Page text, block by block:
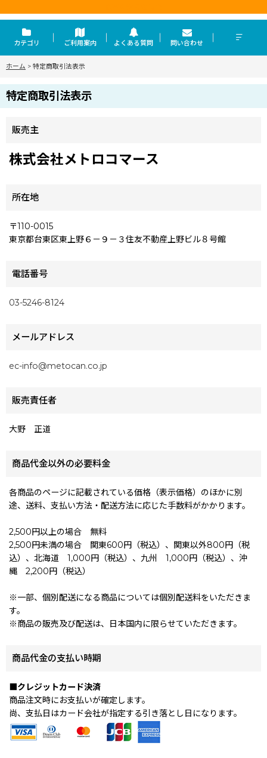
カテゴリ ご利用案内 よくある質問 問い合わせ
ホーム > 特定商取引法表示
特定商取引法表示
販売主
株式会社メトロコマース
所在地
〒110-0015
東京都台東区東上野６－９－３住友不動産上野ビル８号館
電話番号
03-5246-8124
メールアドレス
ec-info@metocan.co.jp
販売責任者
大野 正道
商品代金以外の必要料金
各商品のページに記載されている価格（表示価格）のほかに別
途、送料、支払い方法・配送方法に応じた手数料がかかります。
2,500円以上の場合 無料
2,500円未満の場合 関東600円（税込）、関東以外800円（税
込）、北海道 1,000円（税込）、九州 1,000円（税込）、沖
縄 2,200円（税込）
※一部、個別配送になる商品については個別配送料をいただきま
す。
※商品の販売及び配送は、日本国内に限らせていただきます。
商品代金の支払い時期
■クレジットカード決済
商品注文時にお支払いが確定します。
尚、支払日はカード会社が指定する引き落とし日になります。